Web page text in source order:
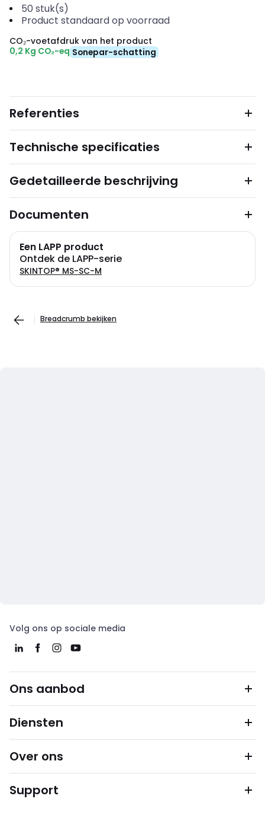
50 stuk(s)
Product standaard op voorraad
CO₂-voetafdruk van het product
0,2 Kg CO₂-eq Sonepar-schatting
Referenties
Technische specificaties
Gedetailleerde beschrijving
Documenten
Een LAPP product
Ontdek de LAPP-serie
SKINTOP® MS-SC-M
Breadcrumb bekijken
Volg ons op sociale media
Ons aanbod
Diensten
Over ons
Support